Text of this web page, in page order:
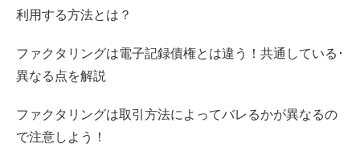
利用する方法とは？
ファクタリングは電子記録債権とは違う！共通している･
異なる点を解説
ファクタリングは取引方法によってバレるかが異なるの
で注意しよう！